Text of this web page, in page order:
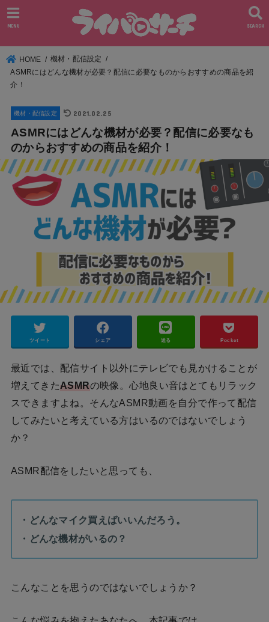
SEARCH
MENU
HOME
機材・配信設定
ASMRにはどんな機材が必要？配信に必要なものからおすすめの商品を紹
介！
機材・配信設定 2021.02.25
ASMRにはどんな機材が必要？配信に必要なも
のからおすすめの商品を紹介！
ツイート シェア 送る Pocket
最近では、配信サイト以外にテレビでも見かけることが
増えてきたASMRの映像。心地良い音はとてもリラック
スできますよね。そんなASMR動画を自分で作って配信
してみたいと考えている方はいるのではないでしょう
か？
ASMR配信をしたいと思っても、
・どんなマイク買えばいいんだろう。
・どんな機材がいるの？
こんなことを思うのではないでしょうか？